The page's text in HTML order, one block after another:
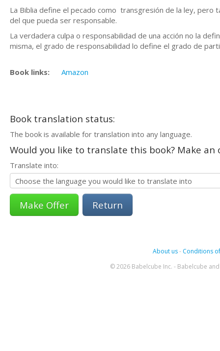
La Biblia define el pecado como transgresión de la ley, pero
del que pueda ser responsable.
La verdadera culpa o responsabilidad de una acción no la
misma, el grado de responsabilidad lo define el grado de
Book links: Amazon
Book translation status:
The book is available for translation into any language.
Would you like to translate this book? Make
Translate into:
Return
About us- Conditions
© 2026 Babelcube Inc. - Babelcube